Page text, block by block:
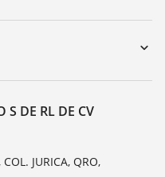
S DE RL DE CV
JURICA, QRO,